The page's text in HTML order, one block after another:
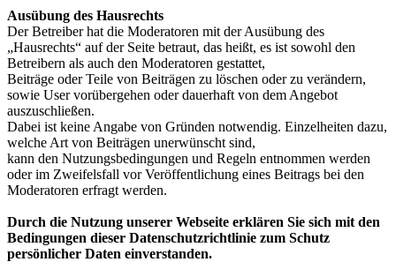
Ausübung des Hausrechts
Der Betreiber hat die Moderatoren mit der Ausübung des
„Hausrechts“ auf der Seite betraut, das heißt, es ist sowohl den
Betreibern als auch den Moderatoren gestattet,
Beiträge oder Teile von Beiträgen zu löschen oder zu verändern,
sowie User vorübergehen oder dauerhaft von dem Angebot
auszuschließen.
Dabei ist keine Angabe von Gründen notwendig. Einzelheiten dazu,
welche Art von Beiträgen unerwünscht sind,
kann den Nutzungsbedingungen und Regeln entnommen werden
oder im Zweifelsfall vor Veröffentlichung eines Beitrags bei den
Moderatoren erfragt werden.
Durch die Nutzung unserer Webseite erklären Sie sich mit den
Bedingungen dieser Datenschutzrichtlinie zum Schutz
persönlicher Daten einverstanden.